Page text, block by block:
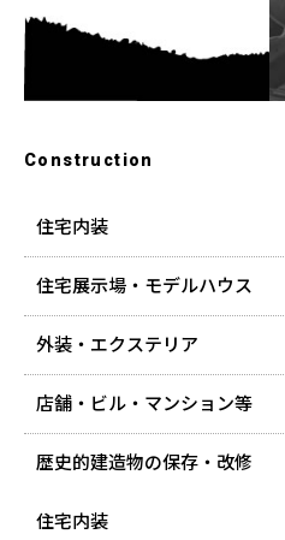
Construction
住宅内装
住宅展示場・モデルハウス
外装・エクステリア
店舗・ビル・マンション等
歴史的建造物の保存・改修
住宅内装